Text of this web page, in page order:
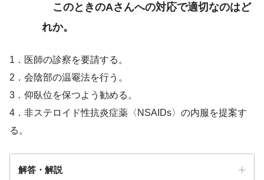
このときのAさんへの対応で適切なのはど
れか。
1．医師の診察を要請する。
2．会陰部の温罨法を行う。
3．仰臥位を保つよう勧める。
4．非ステロイド性抗炎症薬〈NSAIDs〉の内服を提案す
る。
解答・解説